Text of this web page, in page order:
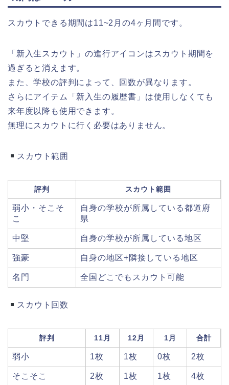
スカウトできる期間は11~2月の4ヶ月間です。
「新入生スカウト」の進行アイコンはスカウト期間を
過ぎると消えます。
また、学校の評判によって、回数が異なります。
さらにアイテム「新入生の履歴書」は使用しなくても
来年度以降も使用できます。
無理にスカウトに行く必要はありません。
スカウト範囲
評判 スカウト範囲
弱小・そこそ
こ
自身の学校が所属している都道府
県
中堅 自身の学校が所属している地区
強豪 自身の地区+隣接している地区
名門 全国どこでもスカウト可能
スカウト回数
評判 11月 12月 1月 合計
弱小 1枚 1枚 0枚 2枚
そこそこ 2枚 1枚 1枚 4枚